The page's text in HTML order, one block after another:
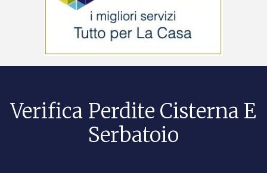
Verifica Perdite Cisterna E
Serbatoio